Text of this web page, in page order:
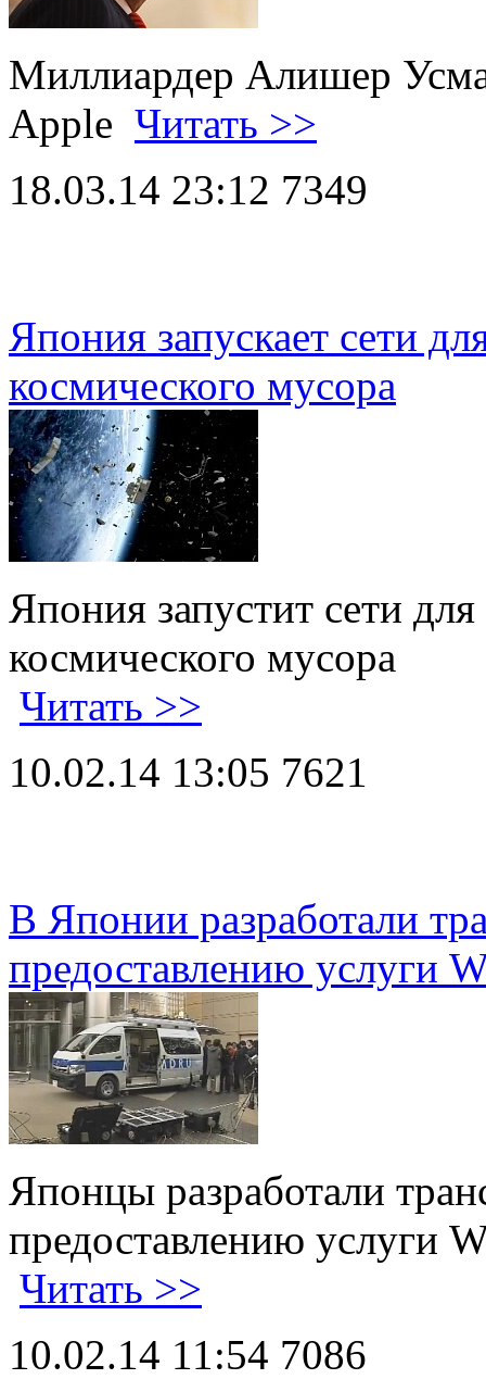
Миллиардер Алишер
Apple Читать >>
18.03.14 23:12 7349
Япония запускает сети
космического мусора
Япония запустит сети
космического мусора
Читать >>
10.02.14 13:05 7621
В Японии разработали
предоставлению услуги
Японцы разработали
предоставлению услуги
Читать >>
10.02.14 11:54 7086